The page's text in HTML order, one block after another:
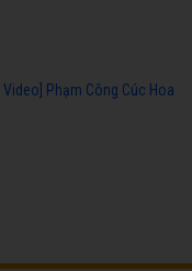
Video] Phạm Công Cúc Hoa